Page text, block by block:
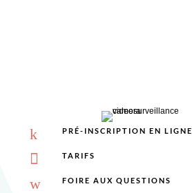
k PRÉ-INSCRIPTION EN LIGNE
 TARIFS
w FOIRE AUX QUESTIONS